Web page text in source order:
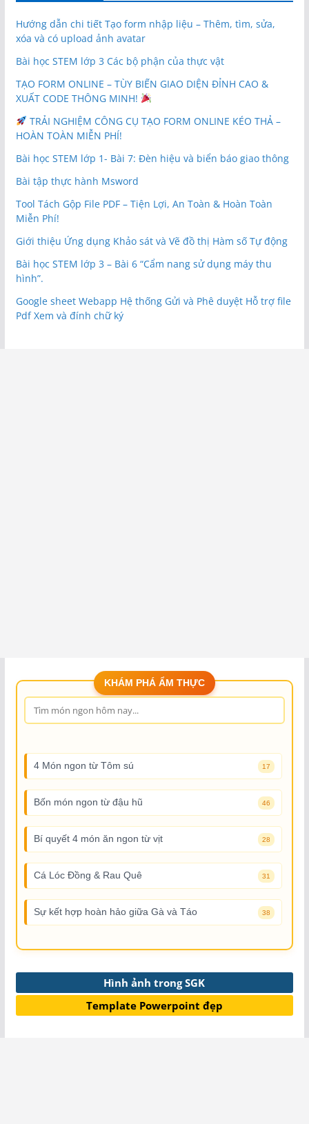
Hướng dẫn chi tiết Tạo form nhập liệu – Thêm, tìm, sửa,
xóa và có upload ảnh avatar
Bài học STEM lớp 3 Các bộ phận của thực vật
TẠO FORM ONLINE – TÙY BIẾN GIAO DIỆN ĐỈNH CAO &
XUẤT CODE THÔNG MINH!
TRẢI NGHIỆM CÔNG CỤ TẠO FORM ONLINE KÉO THẢ –
HOÀN TOÀN MIỄN PHÍ!
Bài học STEM lớp 1- Bài 7: Đèn hiệu và biển báo giao thông
Bài tập thực hành Msword
Tool Tách Gộp File PDF – Tiện Lợi, An Toàn & Hoàn Toàn
Miễn Phí!
Giới thiệu Ứng dụng Khảo sát và Vẽ đồ thị Hàm số Tự động
Bài học STEM lớp 3 – Bài 6 “Cẩm nang sử dụng máy thu
hình”.
Google sheet Webapp Hệ thống Gửi và Phê duyệt Hỗ trợ file
Pdf Xem và đính chữ ký
KHÁM PHÁ ẨM THỰC
4 Món ngon từ Tôm sú 17
Bốn món ngon từ đậu hũ 46
Bí quyết 4 món ăn ngon từ vịt 28
Cá Lóc Đồng & Rau Quê 31
Sự kết hợp hoàn hảo giữa Gà và Táo 38
Hình ảnh trong SGK
Template Powerpoint đẹp